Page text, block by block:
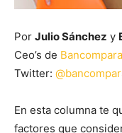
Por Julio Sánchez y
Ceo’s de
Twitter:
En esta columna te
factores que